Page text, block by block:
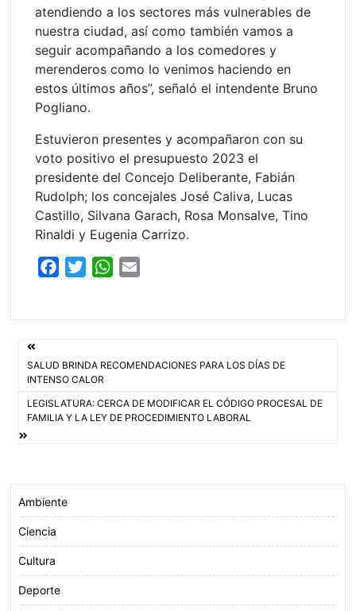
atendiendo a los sectores más vulnerables de
nuestra ciudad, así como también vamos a
seguir acompañando a los comedores y
merenderos como lo venimos haciendo en
estos últimos años”, señaló el intendente Bruno
Pogliano.
Estuvieron presentes y acompañaron con su
voto positivo el presupuesto 2023 el
presidente del Concejo Deliberante, Fabián
Rudolph; los concejales José Caliva, Lucas
Castillo, Silvana Garach, Rosa Monsalve, Tino
Rinaldi y Eugenia Carrizo.
o
k
e
W
A
p
Navegación
de
entradas
SALUD BRINDA RECOMENDACIONES PARA LOS DÍAS DE
INTENSO CALOR
LEGISLATURA: CERCA DE MODIFICAR EL CÓDIGO PROCESAL DE
FAMILIA Y LA LEY DE PROCEDIMIENTO LABORAL
Ambiente
Ciencia
Cultura
Deporte